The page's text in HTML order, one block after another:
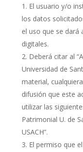
El usuario y/o
los datos
el uso que se dará
digitales.
Deberá citar al
Universidad de
material,
difusión que este
utilizar las
Patrimonial U. de
USACH”.
El permiso que